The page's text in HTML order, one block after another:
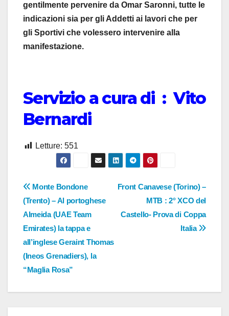
gentilmente pervenire da Omar Saronni, tutte le
indicazioni sia per gli Addetti ai lavori che per
gli Sportivi che volessero intervenire alla
manifestazione.
Servizio a cura di : Vito
Bernardi
Letture: 551
Navigazione
articoli
Front Canavese (Torino) –
MTB : 2° XCO del
Castello- Prova di Coppa
Italia
Monte Bondone
(Trento) – Al portoghese
Almeida (UAE Team
Emirates) la tappa e
all’inglese Geraint Thomas
(Ineos Grenadiers), la
“Maglia Rosa”